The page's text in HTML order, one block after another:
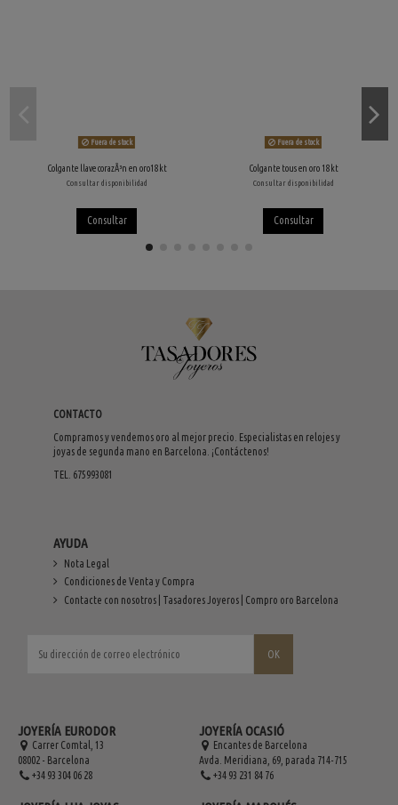
Fuera de stock
Colgante llave corazÃ³n en oro18kt
Consultar disponibilidad
Consultar
Fuera de stock
Colgante tous en oro 18kt
Consultar disponibilidad
Consultar
CONTACTO
Compramos y vendemos oro al mejor precio. Especialistas en relojes y
joyas de segunda mano en Barcelona. ¡Contáctenos!
TEL. 675993081
AYUDA
Nota Legal
Condiciones de Venta y Compra
Contacte con nosotros | Tasadores Joyeros | Compro oro Barcelona
JOYERÍA EURODOR
Carrer Comtal, 13
08002 - Barcelona
+34 93 304 06 28
JOYERÍA OCASIÓ
Encantes de Barcelona
Avda. Meridiana, 69, parada 714-715
+34 93 231 84 76